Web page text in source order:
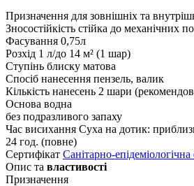
Призначення для зовнішніх та
Зносостійкість стійка до механічних
Фасування 0,75л
Розхід 1 л/до 14 м² (1 шар)
Ступінь блиску матова
Спосіб нанесення пензель, валик
Кількість нанесень 2 шари
Основа водна
без подразливого запаху
Час висихання Суха на дотик:
24 год. (повне)
Сертифікат Санітарно-епідеміологічна
Опис та властивості
Призначення